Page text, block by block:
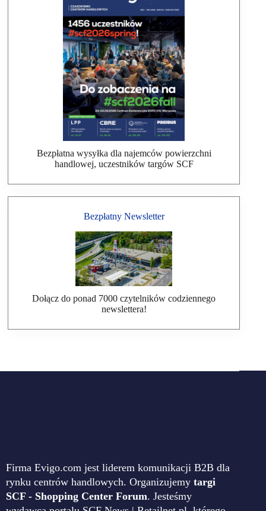
Bezpłatna wysyłka dla najemców powierzchni
handlowej, uczestników targów SCF
Bezpłatny Newsletter
Dołącz do ponad 7000 czytelników codziennego
newslettera!
Firma Evigo.com jest liderem komunikacji B2B dla
rynku centrów handlowych. Organizujemy targi
SCF - Shopping Center Forum. Jesteśmy